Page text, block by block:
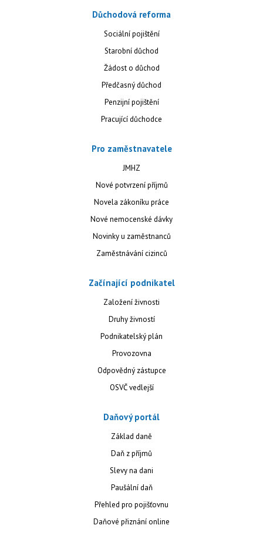
Důchodová reforma
Sociální pojištění
Starobní důchod
Žádost o důchod
Předčasný důchod
Penzijní pojištění
Pracující důchodce
Pro zaměstnavatele
JMHZ
Nové potvrzení příjmů
Novela zákoníku práce
Nové nemocenské dávky
Novinky u zaměstnanců
Zaměstnávání cizinců
Začínající podnikatel
Založení živnosti
Druhy živností
Podnikatelský plán
Provozovna
Odpovědný zástupce
OSVČ vedlejší
Daňový portál
Základ daně
Daň z příjmů
Slevy na dani
Paušální daň
Přehled pro pojišťovnu
Daňové přiznání online